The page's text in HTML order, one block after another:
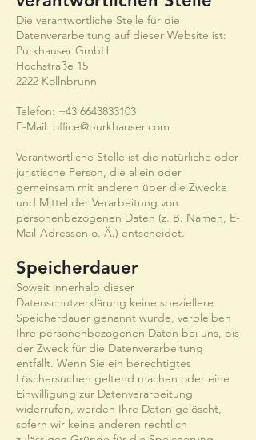
Die verantwortliche Stelle für die
Datenverarbeitung auf dieser Website ist:
Purkhauser GmbH
Hochstraße 15
2222 Kollnbrunn
Telefon: +43 6643833103
E-Mail: office@purkhauser.com
Verantwortliche Stelle ist die natürliche oder
juristische Person, die allein oder
gemeinsam mit anderen über die Zwecke
und Mittel der Verarbeitung von
personenbezogenen Daten (z. B. Namen, E-
Mail-Adressen o. Ä.) entscheidet.
Speicherdauer
Soweit innerhalb dieser
Datenschutzerklärung keine speziellere
Speicherdauer genannt wurde, verbleiben
Ihre personenbezogenen Daten bei uns, bis
der Zweck für die Datenverarbeitung
entfällt. Wenn Sie ein berechtigtes
Löschersuchen geltend machen oder eine
Einwilligung zur Datenverarbeitung
widerrufen, werden Ihre Daten gelöscht,
sofern wir keine anderen rechtlich